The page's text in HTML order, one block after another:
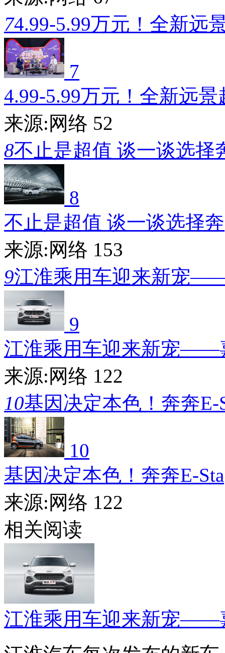
74.99-5.99万元！全新远
7
4.99-5.99万元！全新远景
来源:网络 52
8不止是超值 谈一谈选择
8
不止是超值 谈一谈选择奔
来源:网络 153
9江淮乘用车迎来新宠
9
江淮乘用车迎来新宠——
来源:网络 122
10基因决定本色！奔奔E-
10
基因决定本色！奔奔E-Sta
来源:网络 122
相关阅读
江淮乘用车迎来新宠——